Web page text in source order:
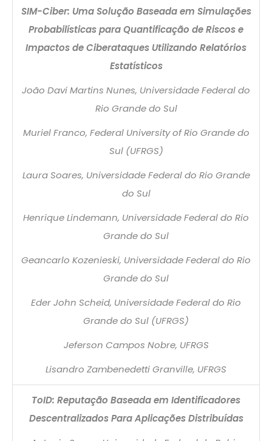
SIM-Ciber: Uma Solução Baseada em Simulações
Probabilísticas para Quantificação de Riscos e
Impactos de Ciberataques Utilizando Relatórios
Estatísticos
João Davi Martins Nunes, Universidade Federal do
Rio Grande do Sul
Muriel Franco, Federal University of Rio Grande do
Sul (UFRGS)
Laura Soares, Universidade Federal do Rio Grande
do Sul
Henrique Lindemann, Universidade Federal do Rio
Grande do Sul
Geancarlo Kozenieski, Universidade Federal do Rio
Grande do Sul
Eder John Scheid, Universidade Federal do Rio
Grande do Sul (UFRGS)
Jeferson Campos Nobre, UFRGS
Lisandro Zambenedetti Granville, UFRGS
ToID: Reputação Baseada em Identificadores
Descentralizados Para Aplicações Distribuídas